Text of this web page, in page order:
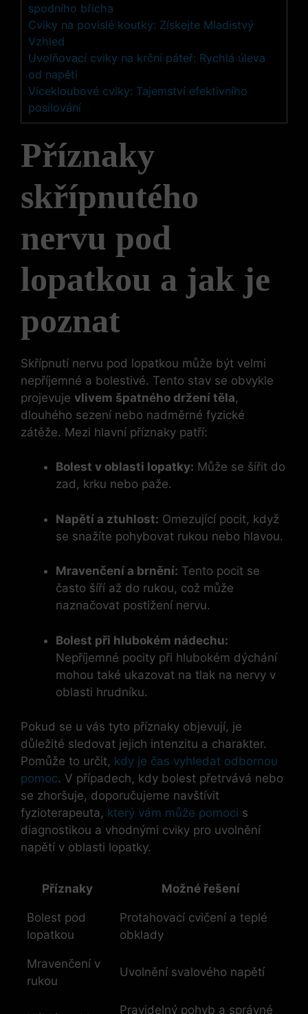
spodního břicha
Cviky na povislé koutky: Získejte Mladistvý
Vzhled
Uvolňovací cviky na krční páteř: Rychlá úleva
od napětí
Vícekloubové cviky: Tajemství efektivního
posilování
Příznaky
skřípnutého
nervu pod
lopatkou a jak je
poznat
Skřípnutí nervu pod lopatkou může být velmi
nepříjemné a bolestivé. Tento stav se obvykle
projevuje vlivem špatného držení těla,
dlouhého sezení nebo nadměrné fyzické
zátěže. Mezi hlavní příznaky patří:
Bolest v oblasti lopatky: Může se šířit do
zad, krku nebo paže.
Napětí a ztuhlost: Omezující pocit, když
se snažíte pohybovat rukou nebo hlavou.
Mravenčení a brnění: Tento pocit se
často šíří až do rukou, což může
naznačovat postižení nervu.
Bolest při hlubokém nádechu:
Nepříjemné pocity při hlubokém dýchání
mohou také ukazovat na tlak na nervy v
oblasti hrudníku.
Pokud se u vás tyto příznaky objevují, je
důležité sledovat jejich intenzitu a charakter.
Pomůže to určit, kdy je čas vyhledat odbornou
pomoc. V případech, kdy bolest přetrvává nebo
se zhoršuje, doporučujeme navštívit
fyzioterapeuta, který vám může pomoci s
diagnostikou a vhodnými cviky pro uvolnění
napětí v oblasti lopatky.
Příznaky Možné řešení
Bolest pod
lopatkou
Protahovací cvičení a teplé
obklady
Mravenčení v
rukou
Uvolnění svalového napětí
Pravidelný pohyb a správné